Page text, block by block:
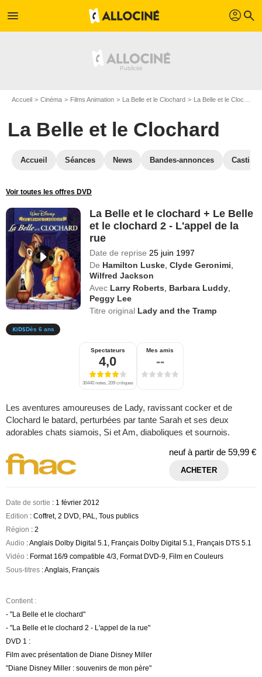
menu profil search
Accueil Cinéma Films Animation La Belle et le Clochard La Belle et le Clochard en DVD
La Belle et le Clochard
Accueil Séances News Bandes-annonces Casting
Voir toutes les offres DVD
La Belle et le clochard + Le Belle
et le clochard 2 - L'appel de la
rue
Date de reprise 25 juin 1997
De Hamilton Luske ,Clyde Geronimi
Wilfred Jackson
Avec Larry Roberts Barbara Luddy
Peggy Lee
Titre original Lady and the Tramp
Dès 6 ans
Spectateurs
4,0
30440 notes, 209 critiques
Mes amis
--
Les aventures amoureuses de Lady, ravissant cocker et de
Clochard le batard, perturbées par tante Sarah et ses deux
adorables chats siamois, Si et Am, diaboliques et sournois.
neuf à partir de 59,99 €
ACHETER
Date de sortie : 1 février 2012
Edition : Coffret, 2 DVD, PAL, Tous publics
Région : 2
Audio : Anglais Dolby Digital 5.1, Français Dolby Digital 5.1, Français DTS 5.1
Vidéo : Format 16/9 compatible 4/3, Format DVD-9, Film en Couleurs
Sous-titres : Anglais, Français
Contient :
- "La Belle et le clochard"
- "La Belle et le clochard 2 - L'appel de la rue"
DVD 1 :
Film avec présentation de Diane Disney Miller
"Diane Disney Miller : souvenirs de mon père"